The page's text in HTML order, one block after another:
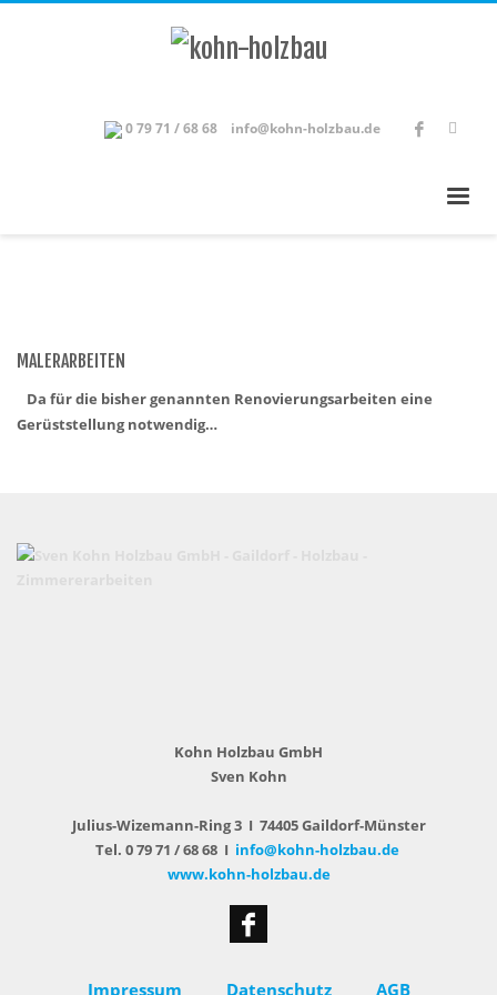
0 79 71 / 68 68 info@kohn-holzbau.de
MALERARBEITEN
Da für die bisher genannten Renovierungsarbeiten eine
Gerüststellung notwendig…
Kohn Holzbau GmbH
Sven Kohn
Julius-Wizemann-Ring 3 I 74405 Gaildorf-Münster
Tel. 0 79 71 / 68 68 I info@kohn-holzbau.de
www.kohn-holzbau.de
Impressum Datenschutz AGB